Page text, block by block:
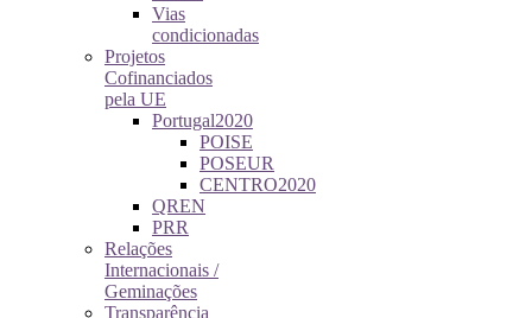
Vias
condicionadas
Projetos
Cofinanciados
pela UE
Portugal2020
POISE
POSEUR
CENTRO2020
QREN
PRR
Relações
Internacionais /
Geminações
Transparência